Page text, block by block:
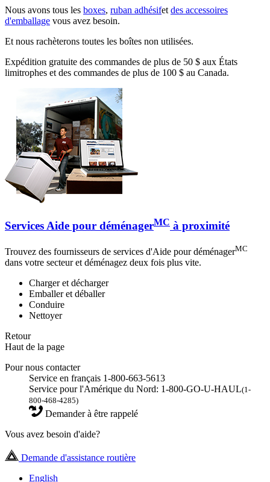
Nous avons tous les boxes, ruban adhésifet des accessoires
d'emballage vous avez besoin.
Et nous rachèterons toutes les boîtes non utilisées.
Expédition gratuite des commandes de plus de 50 $ aux États
limitrophes et des commandes de plus de 100 $ au Canada.
Services Aide pour déménagerMC à proximité
Trouvez des fournisseurs de services d'Aide pour déménagerMC
dans votre secteur et déménagez deux fois plus vite.
Charger et décharger
Emballer et déballer
Conduire
Nettoyer
Retour
Haut de la page
Pour nous contacter
Service en français 1-800-663-5613
Service pour l'Amérique du Nord: 1-800-GO-U-HAUL(1-
800-468-4285)
Demander à être rappelé
Vous avez besoin d'aide?
Demande d'assistance routière
English